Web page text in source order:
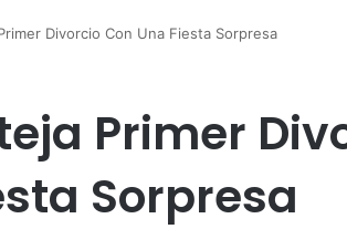
Divorcio Con Una Fiesta Sorpresa
Primer
Sorpresa